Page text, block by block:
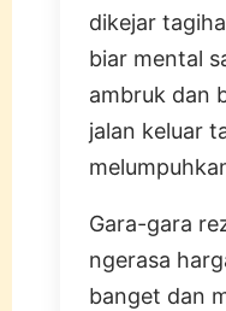
dikejar
biar mental
ambruk dan
jalan keluar
Gara-gara
ngerasa
banget dan